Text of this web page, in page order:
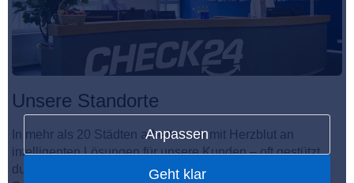
Anpassen
Geht klar
Unsere Standorte
In mehr als 20 Städten arbeiten wir mit Herzblut an
intelligenten Lösungen für unsere Kunden – oft gestützt
durch KI. Hier entsteht der unvergleichliche CHECKito